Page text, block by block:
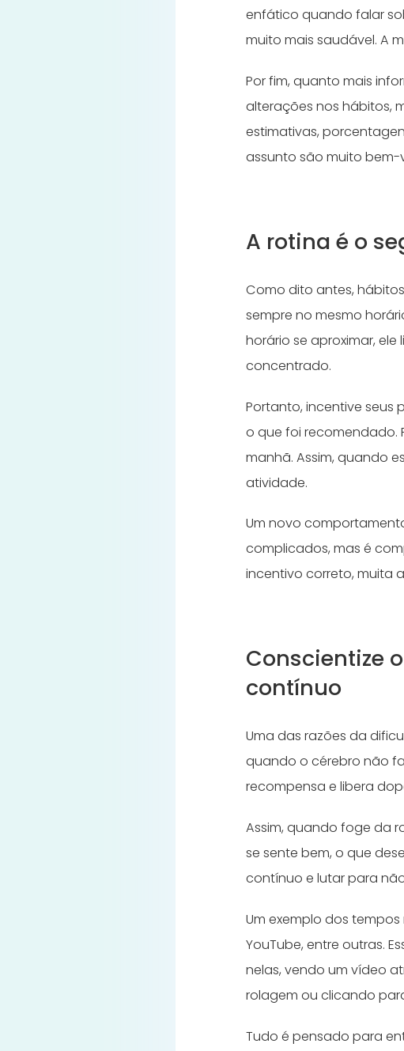
enfático quando falar
muito mais saudável. A
Por fim, quanto mais
alterações nos hábitos,
estimativas,
assunto são muito bem-
A rotina é o
Como dito antes,
sempre no mesmo
horário se aproximar,
concentrado.
Portanto, incentive seus
o que foi recomendado.
manhã. Assim, quando
atividade.
Um novo
complicados, mas é
incentivo correto, muita
Conscientize
contínuo
Uma das razões da
quando o cérebro não
recompensa e libera
Assim, quando foge da
se sente bem, o que
contínuo e lutar para
Um exemplo dos
YouTube, entre outras.
nelas, vendo um vídeo
rolagem ou clicando
Tudo é pensado para